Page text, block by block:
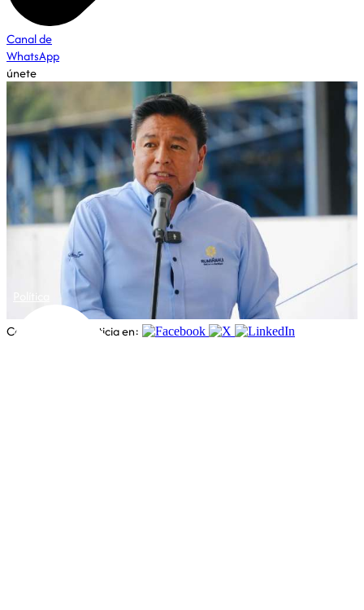
Canal de
WhatsApp
únete
Comparte esta noticia en: